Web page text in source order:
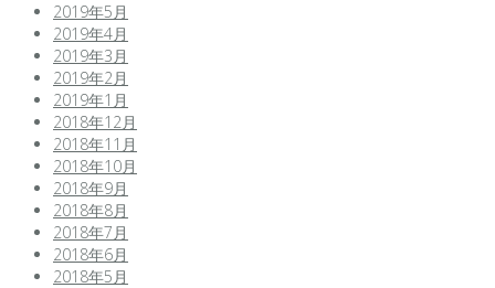
2019年5月
2019年4月
2019年3月
2019年2月
2019年1月
2018年12月
2018年11月
2018年10月
2018年9月
2018年8月
2018年7月
2018年6月
2018年5月